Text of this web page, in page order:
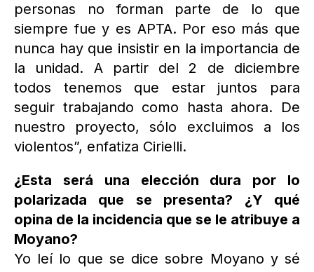
personas no forman parte de lo que
siempre fue y es APTA. Por eso más que
nunca hay que insistir en la importancia de
la unidad. A partir del 2 de diciembre
todos tenemos que estar juntos para
seguir trabajando como hasta ahora. De
nuestro proyecto, sólo excluimos a los
violentos”, enfatiza Cirielli.
¿Esta será una elección dura por lo
polarizada que se presenta? ¿Y qué
opina de la incidencia que se le atribuye a
Moyano?
Yo leí lo que se dice sobre Moyano y sé